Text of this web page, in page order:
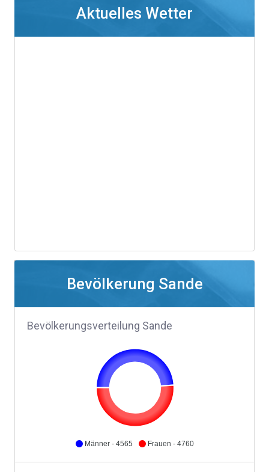
Aktuelles Wetter
Bevölkerung Sande
Bevölkerungsverteilung Sande
Männer - 4565 Frauen - 4760